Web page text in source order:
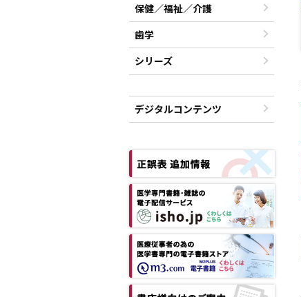
保健／福祉／介護
歯学
シリーズ
デジタルコンテンツ